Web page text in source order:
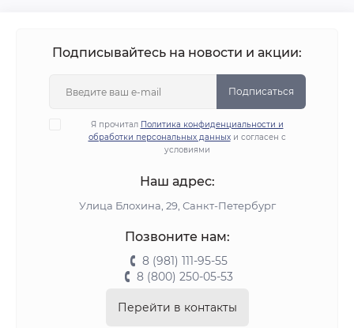
Подписывайтесь на новости и акции:
Подписаться
Я прочитал Политика конфиденциальности и
обработки персональных данныхи согласен с
условиями
Наш адрес:
Улица Блохина, 29, Санкт-Петербург
Позвоните нам:
8 (981) 111-95-55
8 (800) 250-05-53
Перейти в контакты